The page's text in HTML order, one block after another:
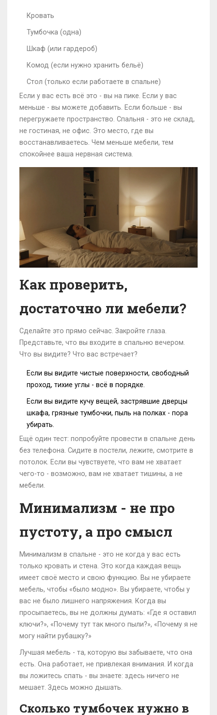
Кровать
Тумбочка (одна)
Шкаф (или гардероб)
Комод (если нужно хранить бельё)
Стол (только если работаете в спальне)
Если у вас есть всё это - вы на пике. Если у вас
меньше - вы можете добавить. Если больше - вы
перегружаете пространство. Спальня - это не склад,
не гостиная, не офис. Это место, где вы
восстанавливаетесь. Чем меньше мебели, тем
спокойнее ваша нервная система.
Как проверить,
достаточно ли мебели?
Сделайте это прямо сейчас. Закройте глаза.
Представьте, что вы входите в спальню вечером.
Что вы видите? Что вас встречает?
Если вы видите чистые поверхности, свободный
проход, тихие углы - всё в порядке.
Если вы видите кучу вещей, застрявшие дверцы
шкафа, грязные тумбочки, пыль на полках - пора
убирать.
Ещё один тест: попробуйте провести в спальне день
без телефона. Сидите в постели, лежите, смотрите в
потолок. Если вы чувствуете, что вам не хватает
чего-то - возможно, вам не хватает тишины, а не
мебели.
Минимализм - не про
пустоту, а про смысл
Минимализм в спальне - это не когда у вас есть
только кровать и стена. Это когда каждая вещь
имеет своё место и свою функцию. Вы не убираете
мебель, чтобы «было модно». Вы убираете, чтобы у
вас не было лишнего напряжения. Когда вы
просыпаетесь, вы не должны думать: «Где я оставил
ключи?», «Почему тут так много пыли?», «Почему я не
могу найти рубашку?»
Лучшая мебель - та, которую вы забываете, что она
есть. Она работает, не привлекая внимания. И когда
вы ложитесь спать - вы знаете: здесь ничего не
мешает. Здесь можно дышать.
Сколько тумбочек нужно в